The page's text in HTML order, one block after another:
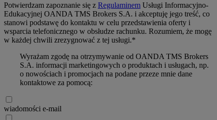
Potwierdzam zapoznanie się z Regulaminem Usługi Informacyjno-
Edukacyjnej OANDA TMS Brokers S.A. i akceptuję jego treść, co
stanowi podstawę do kontaktu w celu przedstawienia oferty i
wsparcia telefonicznego w obsłudze rachunku. Rozumiem, że mogę
w każdej chwili zrezygnować z tej usługi.*
Wyrażam zgodę na otrzymywanie od OANDA TMS Brokers
S.A. informacji marketingowych o produktach i usługach, np.
o nowościach i promocjach na podane przeze mnie dane
kontaktowe za pomocą:
wiadomości e-mail